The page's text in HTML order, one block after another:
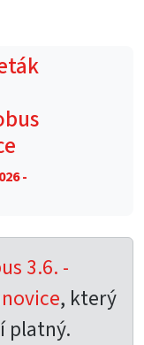
-
3.6. -
, který
platný.